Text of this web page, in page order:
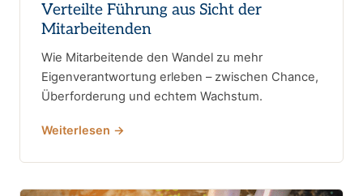
Verteilte Führung aus Sicht der
Mitarbeitenden
Wie Mitarbeitende den Wandel zu mehr
Eigenverantwortung erleben – zwischen Chance,
Überforderung und echtem Wachstum.
Weiterlesen →